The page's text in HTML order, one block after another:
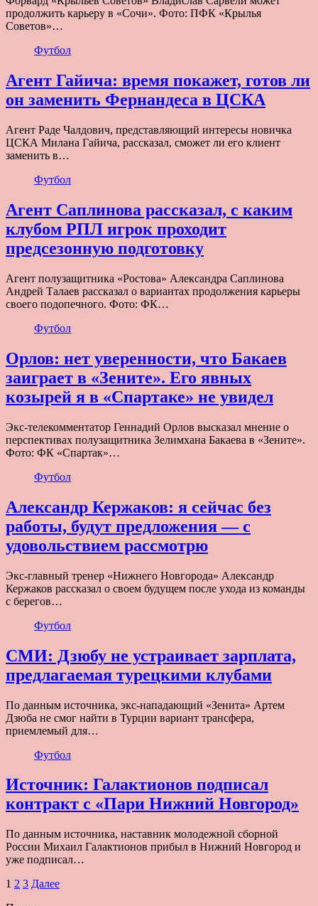
продолжить карьеру в «Сочи». Фото: ПФК «Крылья
Советов»…
Футбол
Агент Гайича: время покажет, готов ли
он заменить Фернандеса в ЦСКА
Агент Раде Чалдович, представляющий интересы новичка
ЦСКА Милана Гайича, рассказал, сможет ли его клиент
заменить в…
Футбол
Агент Саплинова рассказал, с каким
клубом РПЛ игрок проходит
предсезонную подготовку
Агент полузащитника «Ростова» Александра Саплинова
Андрей Талаев рассказал о вариантах продолжения карьеры
своего подопечного. Фото: ФК…
Футбол
Орлов: нет уверенности, что Бакаев
заиграет в «Зените». Его явных
козырей я в «Спартаке» не увидел
Экс-телекомментатор Геннадий Орлов высказал мнение о
перспективах полузащитника Зелимхана Бакаева в «Зените».
Фото: ФК «Спартак»…
Футбол
Александр Кержаков: я сейчас без
работы, будут предложения — с
удовольствием рассмотрю
Экс-главный тренер «Нижнего Новгорода» Александр
Кержаков рассказал о своем будущем после ухода из команды
с берегов…
Футбол
СМИ: Дзюбу не устраивает зарплата,
предлагаемая турецкими клубами
По данным источника, экс-нападающий «Зенита» Артем
Дзюба не смог найти в Турции вариант трансфера,
приемлемый для…
Футбол
Источник: Галактионов подписал
контракт с «Пари Нижний Новгород»
По данным источника, наставник молодежной сборной
России Михаил Галактионов прибыл в Нижний Новгород и
уже подписал…
Пагинация
1 2 3 Далее